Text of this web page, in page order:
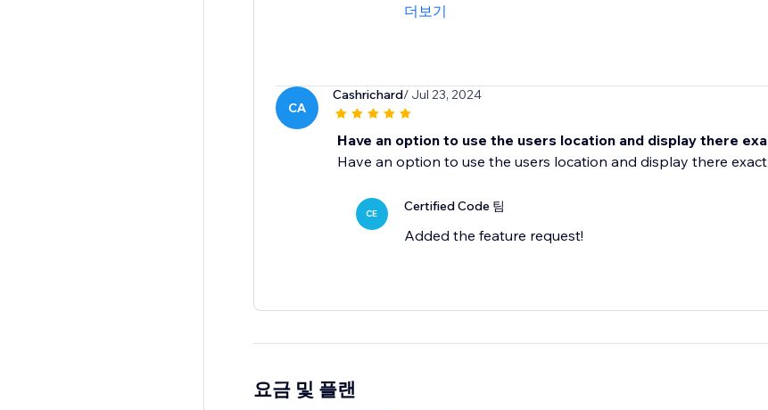
더보기
CA
Cashrichard/ Jul 23, 2024
Have an option to use the users location and display there
Have an option to use the users location and display there
CE Certified Code 팀
Added the feature request!
요금 및 플랜